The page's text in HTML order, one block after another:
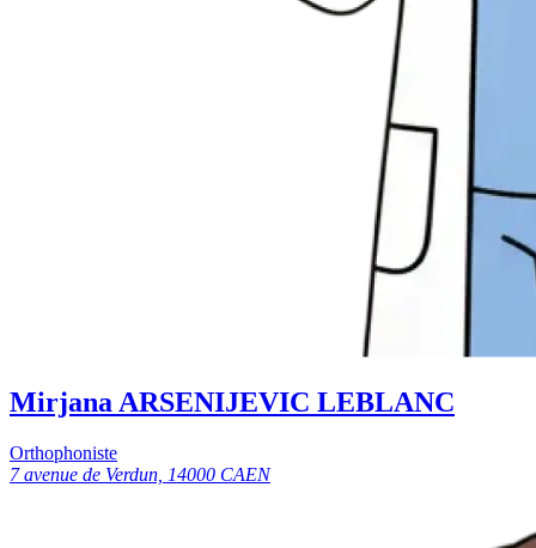
Mirjana ARSENIJEVIC LEBLANC
Orthophoniste
7 avenue de Verdun, 14000 CAEN